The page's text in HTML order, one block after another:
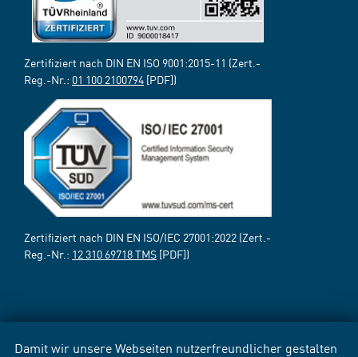
Damit wir unsere Webseiten nutzerfreundlicher gestalten
Zertifiziert nach DIN EN ISO 9001:2015-11 (Zert.-
Reg.-Nr.: 01 100 2100794 [PDF])
Zertifiziert nach DIN EN ISO/IEC 27001:2022 (Zert.-
Reg.-Nr.: 12 310 69718 TMS [PDF])